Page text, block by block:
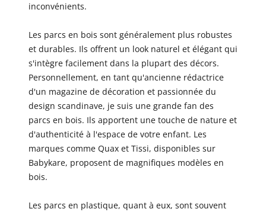
inconvénients.
Les parcs en bois sont généralement plus robustes
et durables. Ils offrent un look naturel et élégant qui
s'intègre facilement dans la plupart des décors.
Personnellement, en tant qu'ancienne rédactrice
d'un magazine de décoration et passionnée du
design scandinave, je suis une grande fan des
parcs en bois. Ils apportent une touche de nature et
d'authenticité à l'espace de votre enfant. Les
marques comme Quax et Tissi, disponibles sur
Babykare, proposent de magnifiques modèles en
bois.
Les parcs en plastique, quant à eux, sont souvent